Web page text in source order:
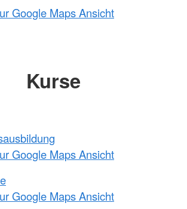
Google Maps Ansicht
Kurse
Google Maps Ansicht
Google Maps Ansicht